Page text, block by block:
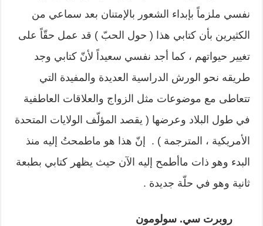
نفسي ملزماً بإبداء الشعور بالإمتنان بعد سماعي من
الكثيرين بأن كتابي هذا ( حول الحبّ ) قد عمل حقّاً على
تغيير حيواتهم ، كما أجد نفسي سعيداً لأنّ كتابي وجد
طريقه نحو الورش الدراسية العديدة والمفيدة التي
تتعاطى مع موضوعات مثل الزواج والعلاقات العاطفية
في طول البلاد وعرضها ( يقصد المؤلّف الولايات المتحدة
الأمريكية ، المترجمة ) . إنّ هذا هو ماطمحتُ إليه منذ
البدء وهو ذات ماأطمح إليه الآن حيث يظهر كتابي بطبعة
ثانية وهو في حلّة جديدة .
روبرت سي. سولومون